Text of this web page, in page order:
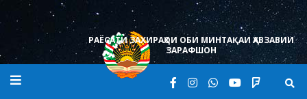
to
content
РАЁСАТИ ЗАХИРАҲОИ ОБИ МИНТАҚАИ ҲАВЗАВИИ
ЗАРАФШОН